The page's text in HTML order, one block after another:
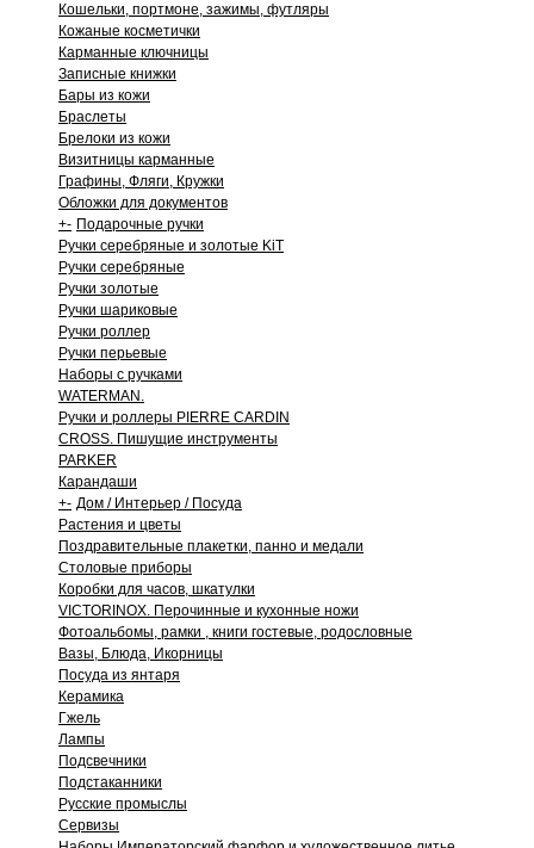
Кошельки, портмоне, зажимы, футляры
Кожаные косметички
Карманные ключницы
Записные книжки
Бары из кожи
Браслеты
Брелоки из кожи
Визитницы карманные
Графины, Фляги, Кружки
Обложки для документов
+- Подарочные ручки
Ручки серебряные и золотые KiT
Ручки серебряные
Ручки золотые
Ручки шариковые
Ручки роллер
Ручки перьевые
Наборы с ручками
WATERMAN.
Ручки и роллеры PIERRE CARDIN
CROSS. Пишущие инструменты
PARKER
Карандаши
+- Дом / Интерьер / Посуда
Растения и цветы
Поздравительные плакетки, панно и медали
Столовые приборы
Коробки для часов, шкатулки
VICTORINOX. Перочинные и кухонные ножи
Фотоальбомы, рамки , книги гостевые, родословные
Вазы, Блюда, Икорницы
Посуда из янтаря
Керамика
Гжель
Лампы
Подсвечники
Подстаканники
Русские промыслы
Сервизы